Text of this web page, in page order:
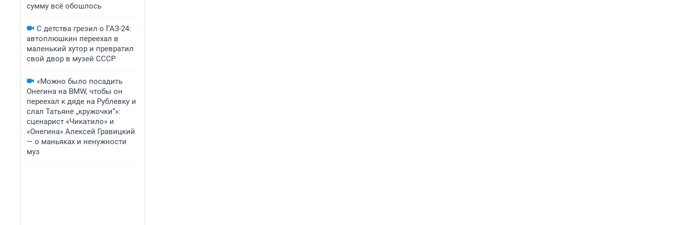
сумму всё обошлось
С детства грезил о ГАЗ-24:
автоплюшкин переехал в
маленький хутор и превратил
свой двор в музей СССР
«Можно было посадить
Онегина на BMW, чтобы он
переехал к дяде на Рублевку и
слал Татьяне „кружочки“»:
сценарист «Чикатило» и
«Онегина» Алексей Гравицкий
— о маньяках и ненужности
муз